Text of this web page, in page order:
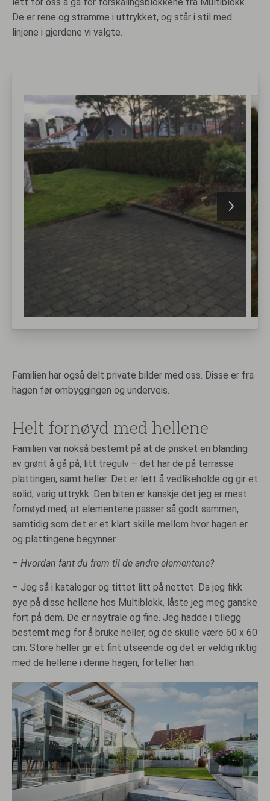
lett for oss å gå for forskalingsblokkene fra Multiblokk.
De er rene og stramme i uttrykket, og står i stil med
linjene i gjerdene vi valgte.
Bilde galleri
Familien har også delt private bilder med oss. Disse er fra
hagen før ombyggingen og underveis.
Helt fornøyd med hellene
Familien var nokså bestemt på at de ønsket en blanding
av grønt å gå på, litt tregulv – det har de på terrasse
plattingen, samt heller. Det er lett å vedlikeholde og gir et
solid, varig uttrykk. Den biten er kanskje det jeg er mest
fornøyd med; at elementene passer så godt sammen,
samtidig som det er et klart skille mellom hvor hagen er
og plattingene begynner.
– Hvordan fant du frem til de andre elementene?
– Jeg så i kataloger og tittet litt på nettet. Da jeg fikk
øye på disse hellene hos Multiblokk, låste jeg meg ganske
fort på dem. De er nøytrale og fine. Jeg hadde i tillegg
bestemt meg for å bruke heller, og de skulle være 60 x 60
cm. Store heller gir et fint utseende og det er veldig riktig
med de hellene i denne hagen, forteller han.